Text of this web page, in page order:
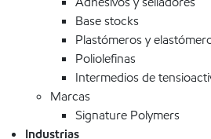
Base stocks
Plastómeros y
Poliolefinas
Intermedios de
Marcas
Signature Polymers
Industrias